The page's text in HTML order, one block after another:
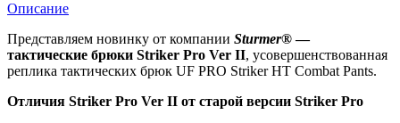
Описание
Представляем новинку от компании Sturmer®—
тактические брюки Striker Pro Ver II, усовершенствованная
реплика тактических брюк UF PRO Striker HT Combat Pants.
Отличия Striker Pro Ver II от старой версии Striker Pro